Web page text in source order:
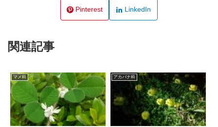
Pinterest LinkedIn
関連記事
マメ科 アカバナ科